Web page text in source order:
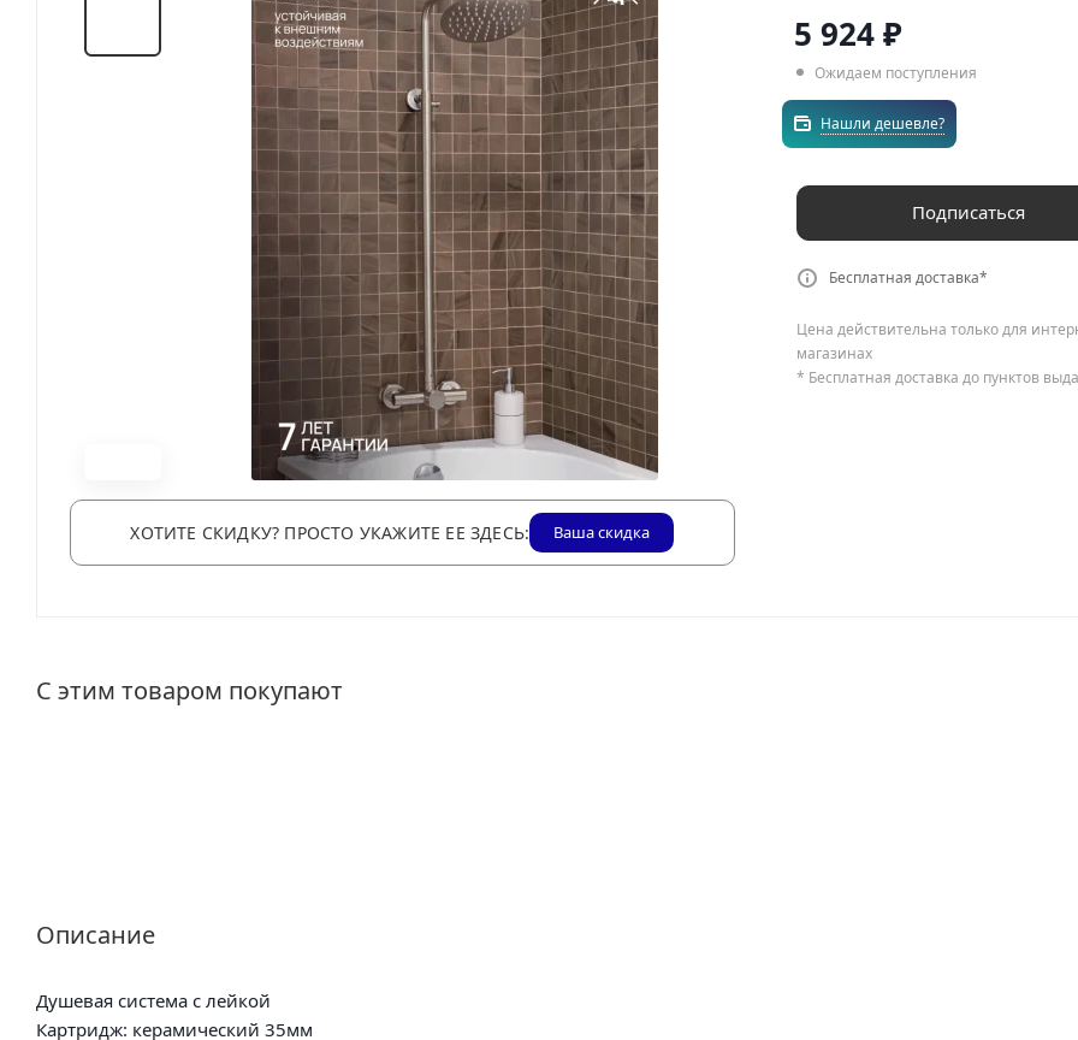
ХОТИТЕ СКИДКУ? ПРОСТО УКАЖИТЕ ЕЕ ЗДЕСЬ: Ваша скидка
5 924₽
Ожидаем поступления
Нашли дешевле?
Подписаться
Бесплатная доставка*
Цена действительна только для
магазинах
* Бесплатная доставка до пунктов
С этим товаром покупают
Описание
Душевая система с лейкой
Картридж: керамический 35мм